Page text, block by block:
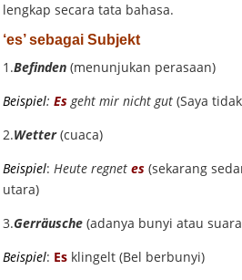
lengkap secara tata bahasa.
‘es’ sebagai Subjekt
1.Befinden (menunjukan perasaan)
Beispiel:Esgeht mir nicht gut (Saya
2.Wetter(cuaca)
Beispiel:Heute regnetes (sekarang
utara)
3.Gerräusche (adanya bunyi atau
Beispiel: Es klingelt (Bel berbunyi)